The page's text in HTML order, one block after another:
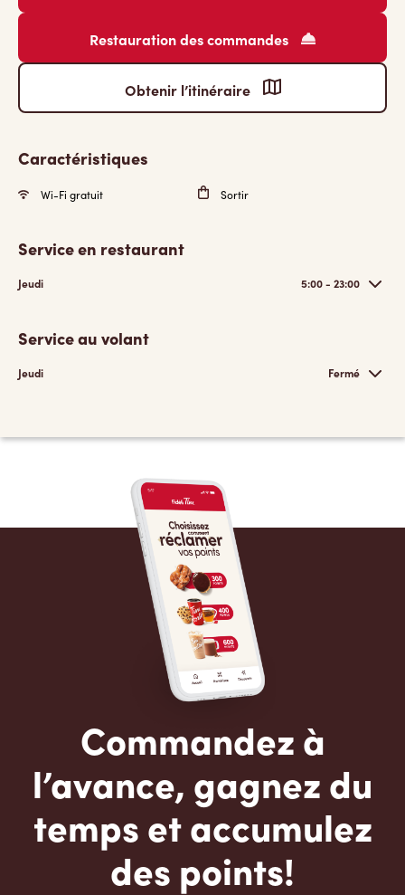
Restauration des commandes
Obtenir l’itinéraire
Caractéristiques
Wi-Fi gratuit Sortir
Service en restaurant
Jeudi 5:00 - 23:00
Service au volant
Jeudi Fermé
Commandez à
l’avance, gagnez du
temps et accumulez
des points!